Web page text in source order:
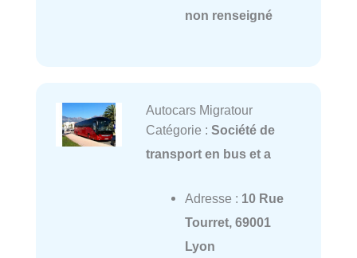
non renseigné
Autocars Migratour
Catégorie : Société de
transport en bus et a
Adresse : 10 Rue
Tourret, 69001
Lyon